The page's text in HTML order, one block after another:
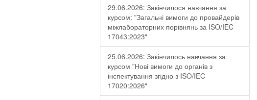
29.06.2026: Закінчилося навчання за
курсом: "Загальні вимоги до провайдерів
міжлабораторних порівнянь за ISO/IEC
17043:2023"
25.06.2026: Закінчилось навчання за
курсом "Нові вимоги до органів з
інспектування згідно з ISO/IEC
17020:2026"